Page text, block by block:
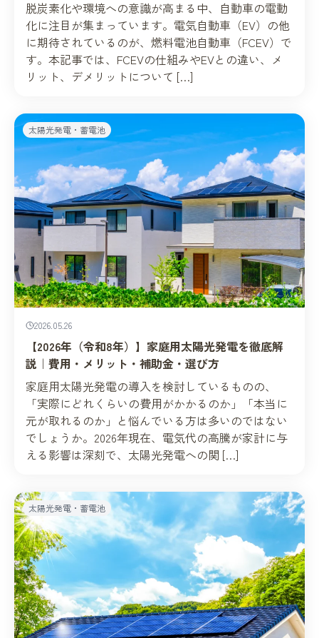
脱炭素化や環境への意識が高まる中、自動車の電動
化に注目が集まっています。電気自動車（EV）の他
に期待されているのが、燃料電池自動車（FCEV）で
す。本記事では、FCEVの仕組みやEVとの違い、メ
リット、デメリットについて […]
太陽光発電・蓄電池
2026.05.26
【2026年（令和8年）】家庭用太陽光発電を徹底解
説｜費用・メリット・補助金・選び方
家庭用太陽光発電の導入を検討しているものの、
「実際にどれくらいの費用がかかるのか」「本当に
元が取れるのか」と悩んでいる方は多いのではない
でしょうか。2026年現在、電気代の高騰が家計に与
える影響は深刻で、太陽光発電への関 […]
太陽光発電・蓄電池